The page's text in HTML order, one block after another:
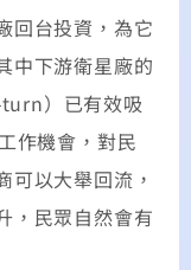
台投資，為它
中下游衛星廠的
）已有效吸
作機會，對民
可以大舉回流，
，民眾自然會有